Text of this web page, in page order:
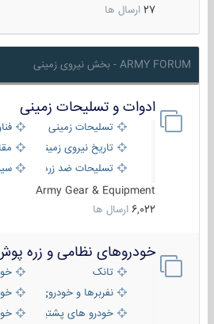
27 ارسال ها
ARMY FORUM - بخش نیروی زمینی
ادوات و تسلیحات زمینی
تسلیحات زمینی
تاریخ نیروی زمینی
تسلیحات ضد زره
Army Gear & Equipment
6,022 ارسال ها
خودروهای نظامی و زره پوش
تانک
نفربرها و خودروی های رزمی
خودرو های پشتیبانی آتش ،